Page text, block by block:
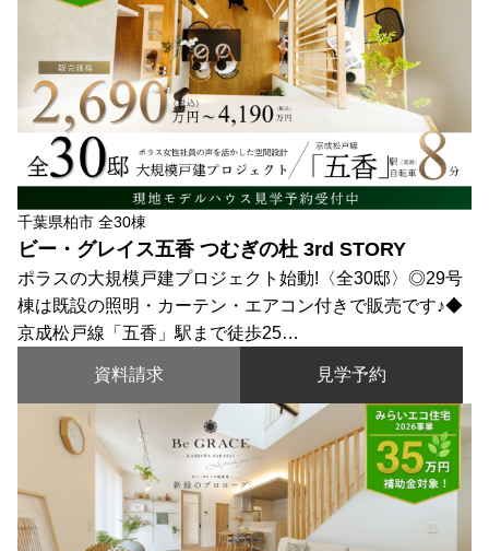
千葉県柏市 全30棟
ビー・グレイス五香 つむぎの杜 3rd STORY
ポラスの大規模戸建プロジェクト始動!〈全30邸〉◎29号
棟は既設の照明・カーテン・エアコン付きで販売です♪◆
京成松戸線「五香」駅まで徒歩25…
資料請求 見学予約